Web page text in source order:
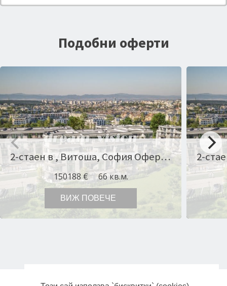
Подобни оферти
2-стаен в , Витоша, София Оферта № 11255
150188 € 66 кв.м.
ВИЖ ПОВЕЧЕ